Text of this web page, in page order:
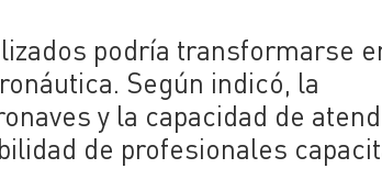
podría transformarse
Según indicó, la
y la capacidad de
de profesionales